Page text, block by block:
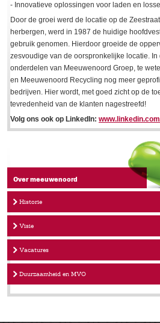
- Innovatieve oplossingen voor laden en
Door de groei werd de locatie op de
herbergen, werd in 1987 de huidige
gebruik genomen. Hierdoor groeide de
zesvoudige van de oorspronkelijke locatie. In
onderdelen van Meeuwenoord Groep, te
en Meeuwenoord Recycling nog meer
bedrijven. Hier wordt, met goed zicht op de
tevredenheid van de klanten nagestreefd!
Volg ons ook op LinkedIn:
Over meeuwenoord
Historie
Visie
Vacatures
Duurzaamheid en MVO